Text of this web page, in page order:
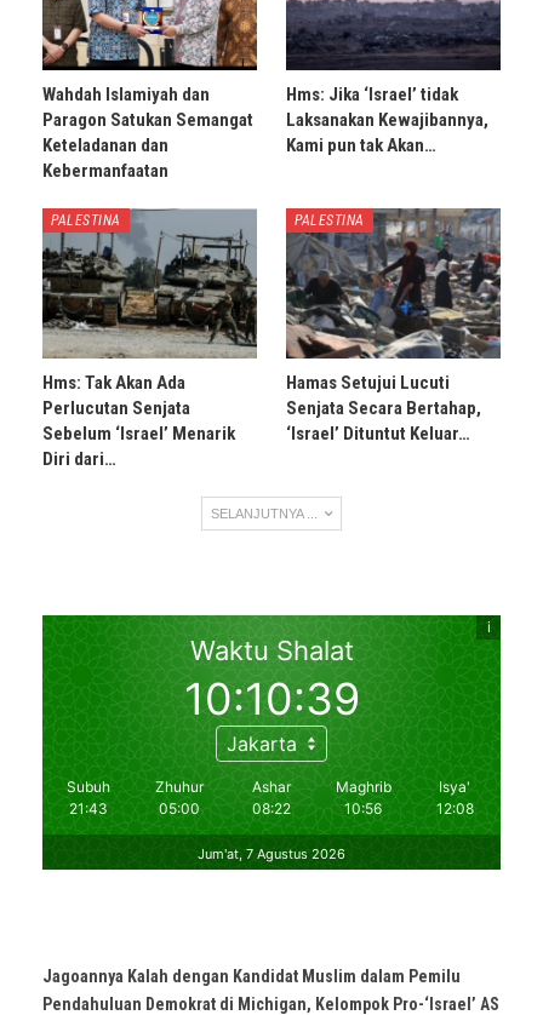
Wahdah Islamiyah dan
Paragon Satukan Semangat
Keteladanan dan
Kebermanfaatan
Hms: Jika ‘Israel’ tidak
Laksanakan Kewajibannya,
Kami pun tak Akan…
PALESTINA
Hms: Tak Akan Ada
Perlucutan Senjata
Sebelum ‘Israel’ Menarik
Diri dari…
PALESTINA
Hamas Setujui Lucuti
Senjata Secara Bertahap,
‘Israel’ Dituntut Keluar…
SELANJUTNYA ...
Jagoannya Kalah dengan Kandidat Muslim dalam Pemilu
Pendahuluan Demokrat di Michigan, Kelompok Pro-‘Israel’ AS